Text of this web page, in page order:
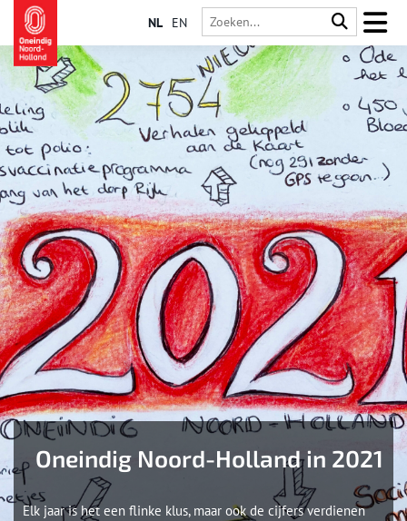
NL EN
Oneindig Noord-Holland in 2021
Elk jaar is het een flinke klus, maar ook de cijfers verdienen